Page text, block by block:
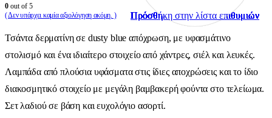
0 out of 5
( Δεν υπάρχει καμία αξιολόγηση ακόμη. )
Τσάντα δερματίνη σε dusty blue απόχρωση, με υφασμάτινο
στολισμό και ένα ιδιαίτερο στοιχείο από χάντρες, σιέλ και λευκές.
Λαμπάδα από πλούσια υφάσματα στις ίδιες αποχρώσεις και το ίδιο
διακοσμητικό στοιχείο με μεγάλη βαμβακερή φούντα στο τελείωμα.
Σετ λαδιού σε βάση και ευχολόγιο ασορτί.
Πρόσθήκη στην λίστα επιθυμιών
Πρόσθήκη στην λίστα επιθυμιών
Πρόσθήκη στην λίστα επιθυμιών
Πρόσθήκη στην λίστα επιθυμιών
Πρόσθήκη στην λίστα επιθυμιών
Πρόσθήκη στην λίστα επιθυμιών
Πρόσθήκη στην λίστα επιθυμιών
Πρόσθήκη στην λίστα επιθυμιών
Πρόσθήκη στην λίστα επιθυμιών
Πρόσθήκη στην λίστα επιθυμιών